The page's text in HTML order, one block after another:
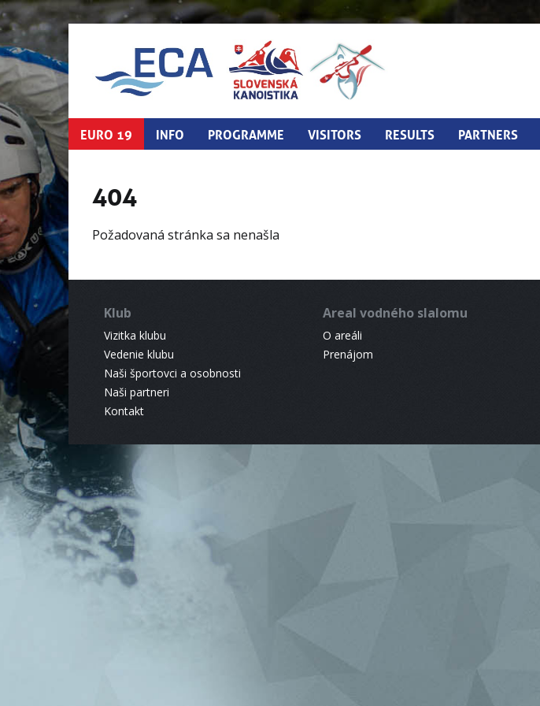
EURO 19 INFO PROGRAMME VISITORS RESULTS PARTNERS
404
Požadovaná stránka sa nenašla
Klub
Vizitka klubu
Vedenie klubu
Naši športovci a osobnosti
Naši partneri
Kontakt
Areal vodného slalomu
O areáli
Prenájom